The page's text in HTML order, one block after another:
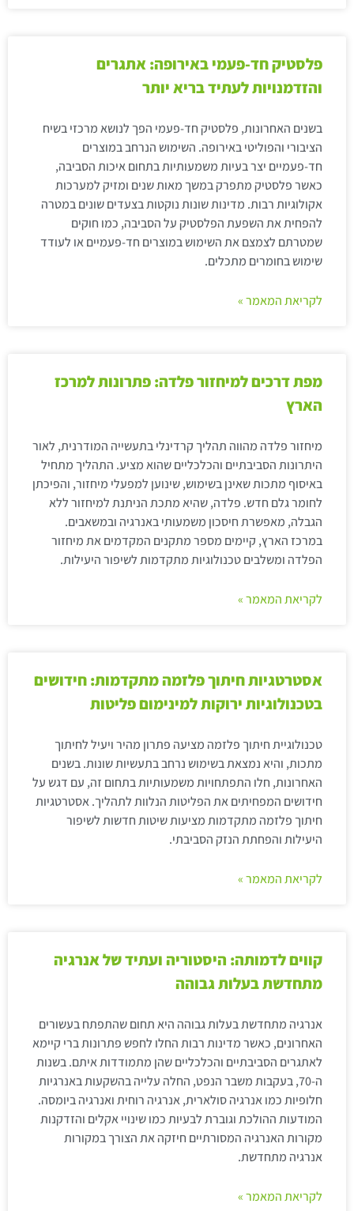
פלסטיק חד-פעמי באירופה: אתגרים
והזדמנויות לעתיד בריא יותר
בשנים האחרונות, פלסטיק חד-פעמי הפך לנושא מרכזי בשיח
הציבורי והפוליטי באירופה. השימוש הנרחב במוצרים
חד-פעמיים יצר בעיות משמעותיות בתחום איכות הסביבה,
כאשר פלסטיק מתפרק במשך מאות שנים ומזיק למערכות
אקולוגיות רבות. מדינות שונות נוקטות בצעדים שונים במטרה
להפחית את השפעת הפלסטיק על הסביבה, כמו חוקים
שמטרתם לצמצם את השימוש במוצרים חד-פעמיים או לעודד
שימוש בחומרים מתכלים.
לקריאת המאמר »
מפת דרכים למיחזור פלדה: פתרונות למרכז
הארץ
מיחזור פלדה מהווה תהליך קרדינלי בתעשייה המודרנית, לאור
היתרונות הסביבתיים והכלכליים שהוא מציע. התהליך מתחיל
באיסוף מתכות שאינן בשימוש, שינוען למפעלי מיחזור, והפיכתן
לחומר גלם חדש. פלדה, שהיא מתכת הניתנת למיחזור ללא
הגבלה, מאפשרת חיסכון משמעותי באנרגיה ובמשאבים.
במרכז הארץ, קיימים מספר מתקנים המקדמים את מיחזור
הפלדה ומשלבים טכנולוגיות מתקדמות לשיפור היעילות.
לקריאת המאמר »
אסטרטגיות חיתוך פלזמה מתקדמות: חידושים
בטכנולוגיות ירוקות למינימום פליטות
טכנולוגיית חיתוך פלזמה מציעה פתרון מהיר ויעיל לחיתוך
מתכות, והיא נמצאת בשימוש נרחב בתעשיות שונות. בשנים
האחרונות, חלו התפתחויות משמעותיות בתחום זה, עם דגש על
חידושים המפחיתים את הפליטות הנלוות לתהליך. אסטרטגיות
חיתוך פלזמה מתקדמות מציעות שיטות חדשות לשיפור
היעילות והפחתת הנזק הסביבתי.
לקריאת המאמר »
קווים לדמותה: היסטוריה ועתיד של אנרגיה
מתחדשת בעלות גבוהה
אנרגיה מתחדשת בעלות גבוהה היא תחום שהתפתח בעשורים
האחרונים, כאשר מדינות רבות החלו לחפש פתרונות ברי קיימא
לאתגרים הסביבתיים והכלכליים שהן מתמודדות איתם. בשנות
ה-70, בעקבות משבר הנפט, החלה עלייה בהשקעות באנרגיות
חלופיות כמו אנרגיה סולארית, אנרגיה רוחית ואנרגיה ביומסה.
המודעות ההולכת וגוברת לבעיות כמו שינויי אקלים והזדקנות
מקורות האנרגיה המסורתיים חיזקה את הצורך במקורות
אנרגיה מתחדשת.
לקריאת המאמר »